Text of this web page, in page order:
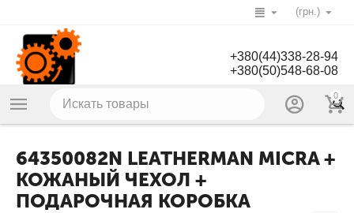
(грн.)
+380(44)338-28-94
+380(50)548-68-08
0
64350082N LEATHERMAN MICRA +
КОЖАНЫЙ ЧЕХОЛ +
ПОДАРОЧНАЯ КОРОБКА